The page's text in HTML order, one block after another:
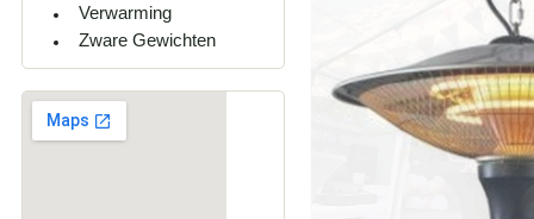
Verwarming
Zware Gewichten